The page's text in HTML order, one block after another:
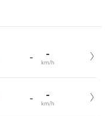
- -
km/h
- -
km/h